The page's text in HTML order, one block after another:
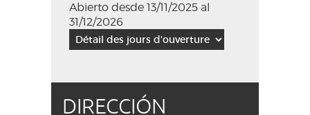
Abierto desde 13/11/2025 al
31/12/2026
DIRECCIÓN